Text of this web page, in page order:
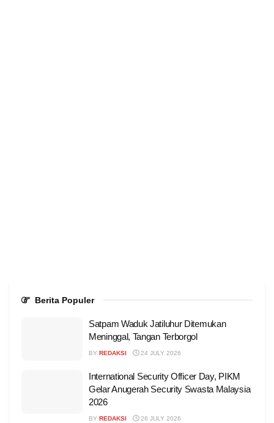
Berita Populer
Satpam Waduk Jatiluhur Ditemukan
Meninggal, Tangan Terborgol
BY REDAKSI 24 JULY 2026
International Security Officer Day, PIKM
Gelar Anugerah Security Swasta Malaysia
2026
BY REDAKSI 26 JULY 2026